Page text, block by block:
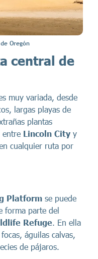
Oregón
central de
muy variada, desde
largas playas de
plantas
entre Lincoln City y
cualquier ruta por
Platform se puede
forma parte del
Refuge . En ella
águilas calvas,
de pájaros.